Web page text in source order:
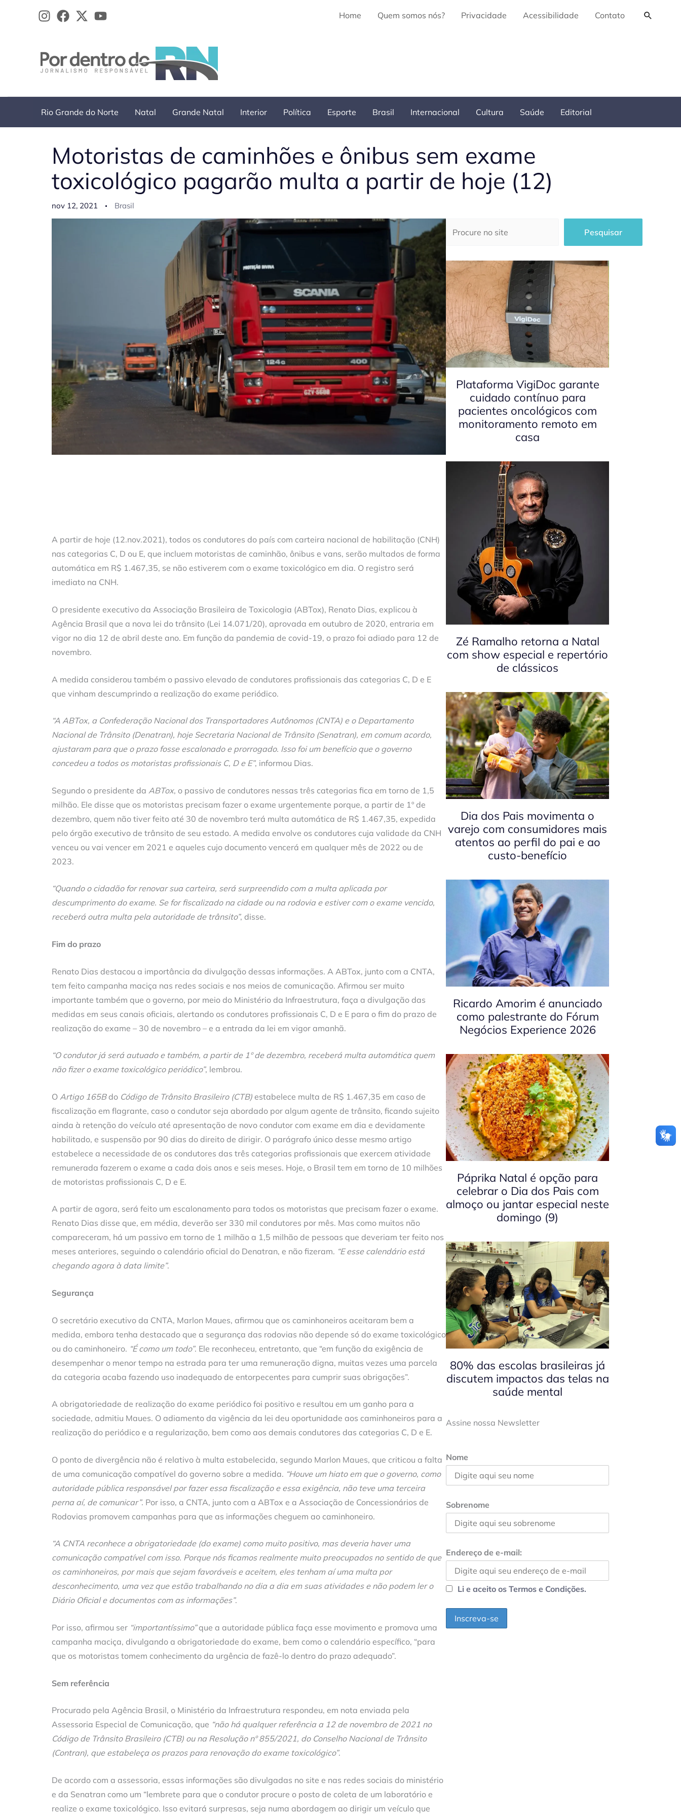
Home Quem somos nós? Privacidade Acessibilidade Contato
Rio Grande do Norte Natal Grande Natal Interior Política Esporte Brasil Internacional Cultura Saúde Editorial
Motoristas de caminhões e ônibus sem exame
toxicológico pagarão multa a partir de hoje (12)
nov 12, 2021 Brasil
A partir de hoje (12.nov.2021), todos os condutores do país com carteira nacional de habilitação (CNH)
nas categorias C, D ou E, que incluem motoristas de caminhão, ônibus e vans, serão multados de forma
automática em R$ 1.467,35, se não estiverem com o exame toxicológico em dia. O registro será
imediato na CNH.
O presidente executivo da Associação Brasileira de Toxicologia (ABTox), Renato Dias, explicou à
Agência Brasil que a nova lei do trânsito (Lei 14.071/20), aprovada em outubro de 2020, entraria em
vigor no dia 12 de abril deste ano. Em função da pandemia de covid-19, o prazo foi adiado para 12 de
novembro.
A medida considerou também o passivo elevado de condutores profissionais das categorias C, D e E
que vinham descumprindo a realização do exame periódico.
“A ABTox, a Confederação Nacional dos Transportadores Autônomos (CNTA) e o Departamento
Nacional de Trânsito (Denatran), hoje Secretaria Nacional de Trânsito (Senatran), em comum acordo,
ajustaram para que o prazo fosse escalonado e prorrogado. Isso foi um benefício que o governo
concedeu a todos os motoristas profissionais C, D e E”, informou Dias.
Segundo o presidente da ABTox, o passivo de condutores nessas três categorias fica em torno de 1,5
milhão. Ele disse que os motoristas precisam fazer o exame urgentemente porque, a partir de 1º de
dezembro, quem não tiver feito até 30 de novembro terá multa automática de R$ 1.467,35, expedida
pelo órgão executivo de trânsito de seu estado. A medida envolve os condutores cuja validade da CNH
venceu ou vai vencer em 2021 e aqueles cujo documento vencerá em qualquer mês de 2022 ou de
2023.
“Quando o cidadão for renovar sua carteira, será surpreendido com a multa aplicada por
descumprimento do exame. Se for fiscalizado na cidade ou na rodovia e estiver com o exame vencido,
receberá outra multa pela autoridade de trânsito”, disse.
Fim do prazo
Renato Dias destacou a importância da divulgação dessas informações. A ABTox, junto com a CNTA,
tem feito campanha maciça nas redes sociais e nos meios de comunicação. Afirmou ser muito
importante também que o governo, por meio do Ministério da Infraestrutura, faça a divulgação das
medidas em seus canais oficiais, alertando os condutores profissionais C, D e E para o fim do prazo de
realização do exame – 30 de novembro – e a entrada da lei em vigor amanhã.
“O condutor já será autuado e também, a partir de 1º de dezembro, receberá multa automática quem
não fizer o exame toxicológico periódico”, lembrou.
O Artigo 165Bdo Código de Trânsito Brasileiro (CTB) estabelece multa de R$ 1.467,35 em caso de
fiscalização em flagrante, caso o condutor seja abordado por algum agente de trânsito, ficando sujeito
ainda à retenção do veículo até apresentação de novo condutor com exame em dia e devidamente
habilitado, e suspensão por 90 dias do direito de dirigir. O parágrafo único desse mesmo artigo
estabelece a necessidade de os condutores das três categorias profissionais que exercem atividade
remunerada fazerem o exame a cada dois anos e seis meses. Hoje, o Brasil tem em torno de 10 milhões
de motoristas profissionais C, D e E.
A partir de agora, será feito um escalonamento para todos os motoristas que precisam fazer o exame.
Renato Dias disse que, em média, deverão ser 330 mil condutores por mês. Mas como muitos não
compareceram, há um passivo em torno de 1 milhão a 1,5 milhão de pessoas que deveriam ter feito nos
meses anteriores, seguindo o calendário oficial do Denatran, e não fizeram. “E esse calendário está
chegando agora à data limite”.
Segurança
O secretário executivo da CNTA, Marlon Maues, afirmou que os caminhoneiros aceitaram bem a
medida, embora tenha destacado que a segurança das rodovias não depende só do exame toxicológico
ou do caminhoneiro. “É como um todo”. Ele reconheceu, entretanto, que “em função da exigência de
desempenhar o menor tempo na estrada para ter uma remuneração digna, muitas vezes uma parcela
da categoria acaba fazendo uso inadequado de entorpecentes para cumprir suas obrigações”.
A obrigatoriedade de realização do exame periódico foi positivo e resultou em um ganho para a
sociedade, admitiu Maues. O adiamento da vigência da lei deu oportunidade aos caminhoneiros para a
realização do periódico e a regularização, bem como aos demais condutores das categorias C, D e E.
O ponto de divergência não é relativo à multa estabelecida, segundo Marlon Maues, que criticou a falta
de uma comunicação compatível do governo sobre a medida. “Houve um hiato em que o governo, como
autoridade pública responsável por fazer essa fiscalização e essa exigência, não teve uma terceira
perna aí, de comunicar”. Por isso, a CNTA, junto com a ABTox e a Associação de Concessionários de
Rodovias promovem campanhas para que as informações cheguem ao caminhoneiro.
“A CNTA reconhece a obrigatoriedade (do exame) como muito positivo, mas deveria haver uma
comunicação compatível com isso. Porque nós ficamos realmente muito preocupados no sentido de que
os caminhoneiros, por mais que sejam favoráveis e aceitem, eles tenham aí uma multa por
desconhecimento, uma vez que estão trabalhando no dia a dia em suas atividades e não podem ler o
Diário Oficial e documentos com as informações”.
Por isso, afirmou ser “importantíssimo”que a autoridade pública faça esse movimento e promova uma
campanha maciça, divulgando a obrigatoriedade do exame, bem como o calendário específico, “para
que os motoristas tomem conhecimento da urgência de fazê-lo dentro do prazo adequado”.
Sem referência
Procurado pela Agência Brasil, o Ministério da Infraestrutura respondeu, em nota enviada pela
Assessoria Especial de Comunicação, que “não há qualquer referência a 12 de novembro de 2021 no
Código de Trânsito Brasileiro (CTB) ou na Resolução nº 855/2021, do Conselho Nacional de Trânsito
(Contran), que estabeleça os prazos para renovação do exame toxicológico”.
De acordo com a assessoria, essas informações são divulgadas no site e nas redes sociais do ministério
e da Senatran como um “lembrete para que o condutor procure o posto de coleta de um laboratório e
realize o exame toxicológico. Isso evitará surpresas, seja numa abordagem ao dirigir um veículo que
Pesquisar
Plataforma VigiDoc garante
cuidado contínuo para
pacientes oncológicos com
monitoramento remoto em
casa
Zé Ramalho retorna a Natal
com show especial e repertório
de clássicos
Dia dos Pais movimenta o
varejo com consumidores mais
atentos ao perfil do pai e ao
custo-benefício
Ricardo Amorim é anunciado
como palestrante do Fórum
Negócios Experience 2026
Páprika Natal é opção para
celebrar o Dia dos Pais com
almoço ou jantar especial neste
domingo (9)
80% das escolas brasileiras já
discutem impactos das telas na
saúde mental
Assine nossa Newsletter
Nome
Sobrenome
Endereço de e-mail:
Li e aceito os Termos e Condições.